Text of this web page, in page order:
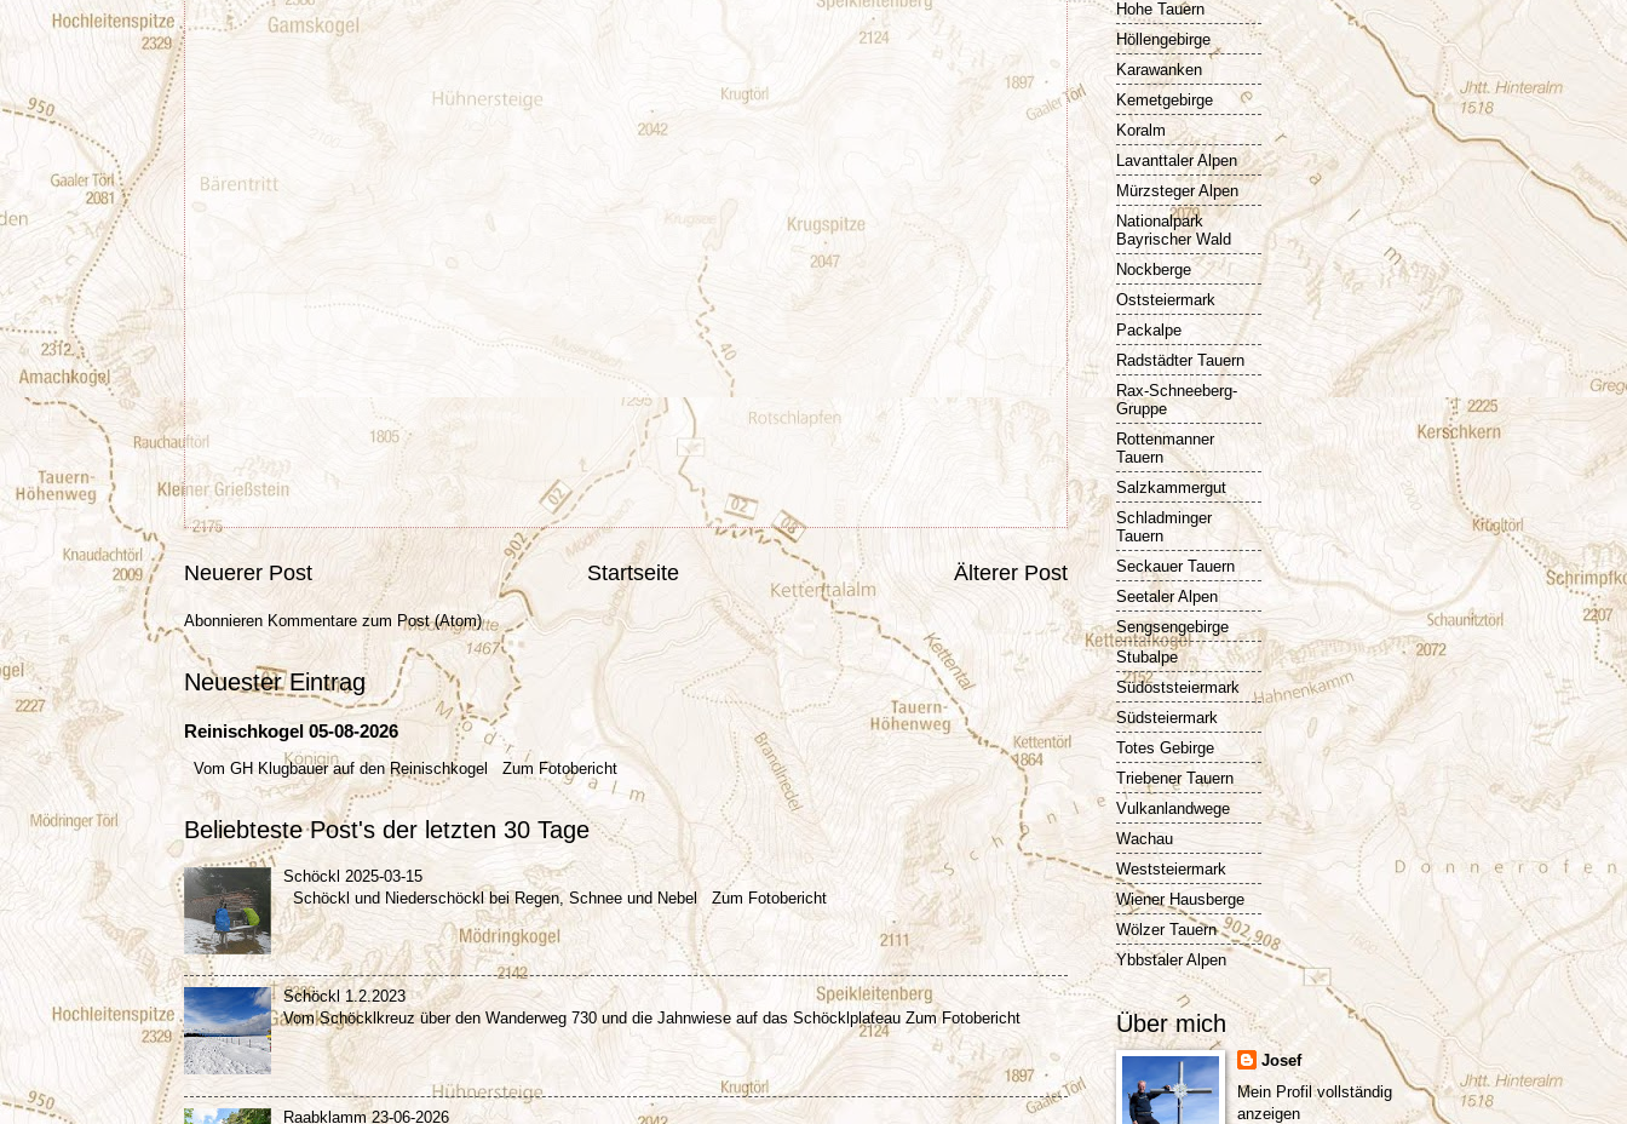
Neuerer Post Älterer Post
Startseite
Abonnieren Kommentare zum Post (Atom)
Neuester Eintrag
Reinischkogel 05-08-2026
Vom GH Klugbauer auf den Reinischkogel Zum Fotobericht
Beliebteste Post's der letzten 30 Tage
Schöckl 2025-03-15
Schöckl und Niederschöckl bei Regen, Schnee und Nebel Zum Fotobericht
Schöckl 1.2.2023
Vom Schöcklkreuz über den Wanderweg 730 und die Jahnwiese auf das Schöcklplateau Zum Fotobericht
Raabklamm 23-06-2026
Hohe Tauern
Höllengebirge
Karawanken
Kemetgebirge
Koralm
Lavanttaler Alpen
Mürzsteger Alpen
Nationalpark
Bayrischer Wald
Nockberge
Oststeiermark
Packalpe
Radstädter Tauern
Rax-Schneeberg-
Gruppe
Rottenmanner
Tauern
Salzkammergut
Schladminger
Tauern
Seckauer Tauern
Seetaler Alpen
Sengsengebirge
Stubalpe
Südoststeiermark
Südsteiermark
Totes Gebirge
Triebener Tauern
Vulkanlandwege
Wachau
Weststeiermark
Wiener Hausberge
Wölzer Tauern
Ybbstaler Alpen
Über mich
Josef
Mein Profil vollständig
anzeigen